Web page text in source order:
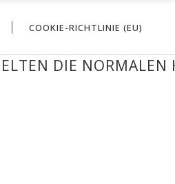
COOKIE-RICHTLINIE (EU)
DIE NORMALEN